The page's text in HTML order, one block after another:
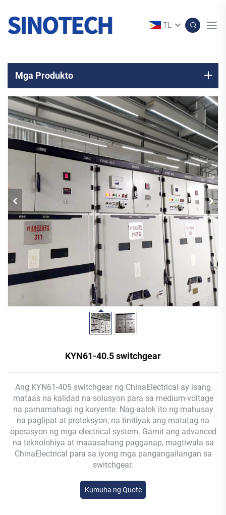
TL
Mga Produkto
KYN61-40.5 switchgear
Ang KYN61-405 switchgear ng ChinaElectrical ay isang
mataas na kalidad na solusyon para sa medium-voltage
na pamamahagi ng kuryente. Nag-aalok ito ng mahusay
na paglipat at proteksyon, na tinitiyak ang matatag na
operasyon ng mga electrical system. Gamit ang advanced
na teknolohiya at maaasahang pagganap, magtiwala sa
ChinaElectrical para sa iyong mga pangangailangan sa
switchgear.
Kumuha ng Quote